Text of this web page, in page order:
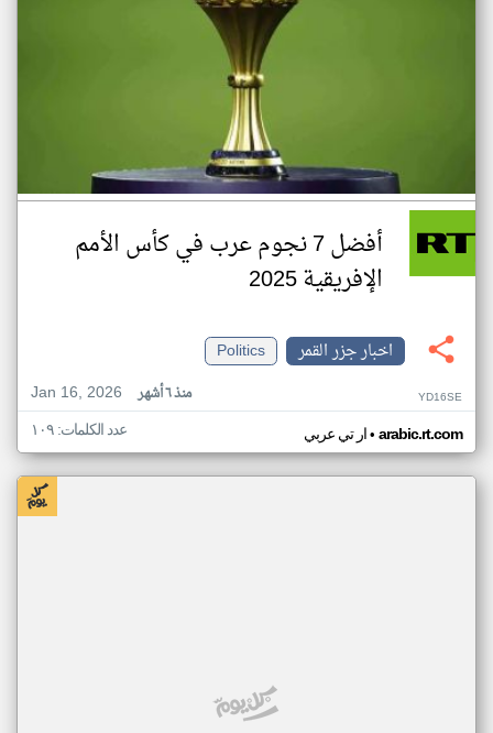
أفضل 7 نجوم عرب في كأس الأمم
الإفريقية 2025
اخبار جزر القمر
Politics
Jan 16, 2026
منذ ٦ أشهر YD16SE
ار تي عربي• arabic.rt.com عدد الكلمات: ١٠٩